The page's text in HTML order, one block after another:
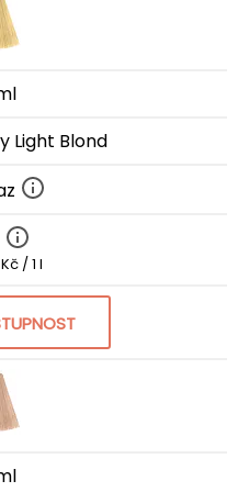
Light Blond
/ 1 l